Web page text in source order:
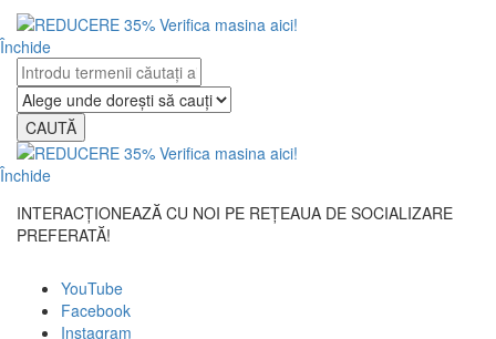
Închide
CAUTĂ
Închide
INTERACȚIONEAZĂ CU NOI PE REȚEAUA DE SOCIALIZARE
PREFERATĂ!
YouTube
Facebook
Instagram